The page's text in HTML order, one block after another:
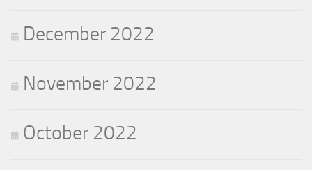
December 2022
November 2022
October 2022